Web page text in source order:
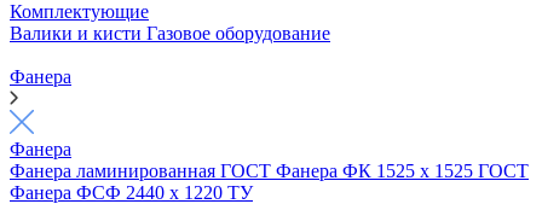
Комплектующие
Валики и кисти Газовое оборудование
Фанера
Фанера
Фанера ламинированная ГОСТ Фанера ФК 1525 х 1525 ГОСТ
Фанера ФСФ 2440 х 1220 ТУ